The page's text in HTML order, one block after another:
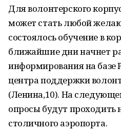
Для волонтерского
может стать любой
состоялось обучение в
ближайшие дни начнет
информирования на базе
центра поддержки
(Ленина,10). На
опросы будут проходить
столичного аэропорта.